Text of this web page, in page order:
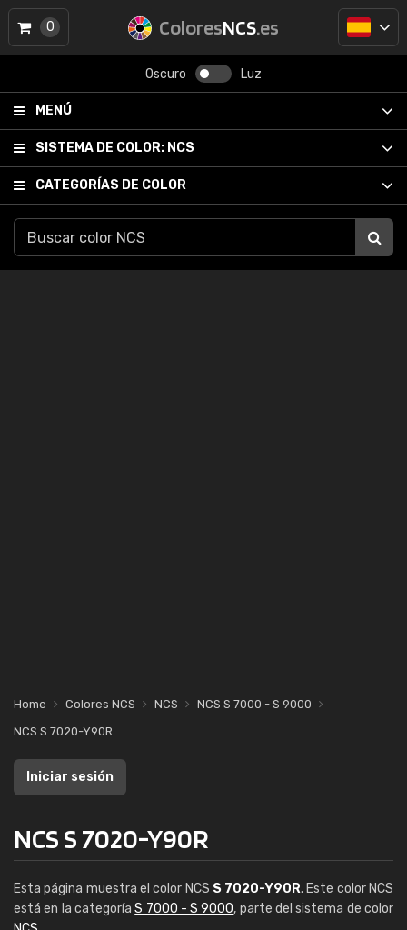
ColoresNCS.es
Oscuro Luz
MENÚ
SISTEMA DE COLOR: NCS
CATEGORÍAS DE COLOR
0
Home Colores NCS NCS
NCS S 7000 - S 9000
NCS S 7020-Y90R
Iniciar sesión
NCS S 7020-Y90R
Esta página muestra el color NCS S 7020-Y90R. Este color NCS
está en la categoríaS 7000 - S 9000, parte del sistema de color